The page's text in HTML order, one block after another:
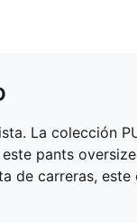
La colección
pants
de carreras,